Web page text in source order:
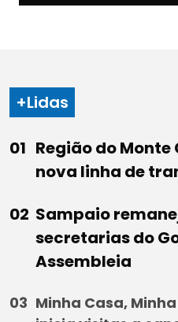
+Lidas
Região do
nova linha de
Sampaio
secretarias do
Assembleia
Minha Casa,